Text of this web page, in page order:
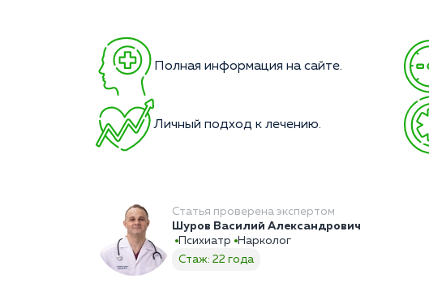
Полная информация на сайте.
Личный подход к лечению.
Статья проверена экспертом
Шуров Василий Александрович
Психиатр
Нарколог
Стаж: 22 года